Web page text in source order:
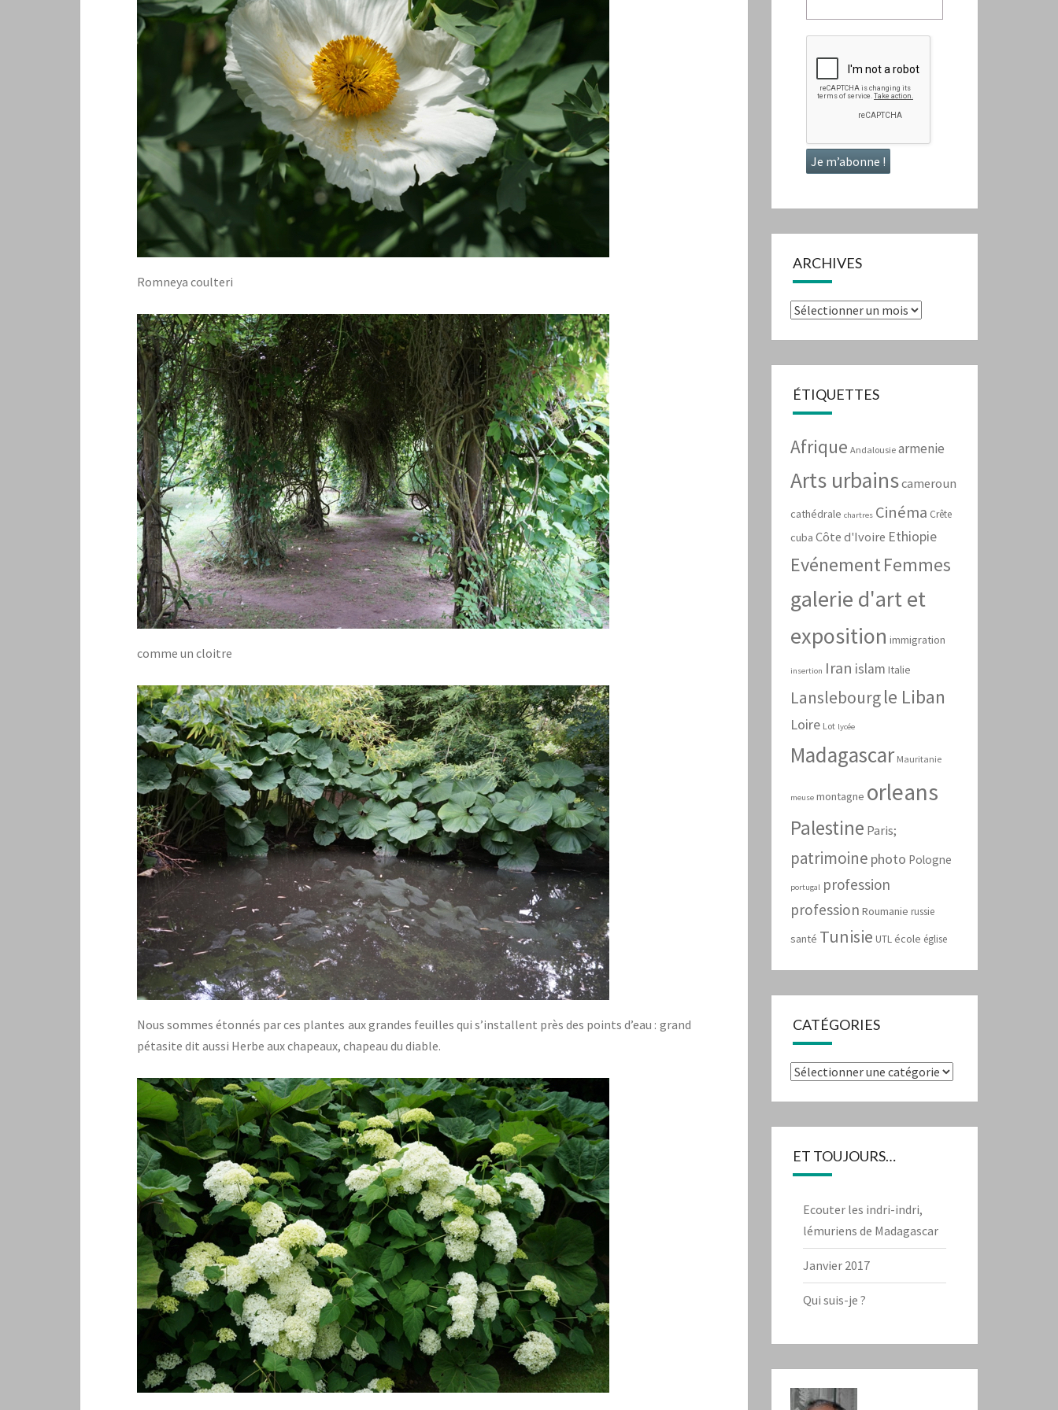
Romneya coulteri
comme un cloitre
Nous sommes étonnés par ces plantes aux grandes feuilles qui s’installent près des points d’eau : grand
pétasite dit aussi Herbe aux chapeaux, chapeau du diable.
ARCHIVES
Archives
ÉTIQUETTES
Afrique Andalousie armenie
Arts urbainscameroun
cathédrale chartres Cinéma Crête
cuba Côte d'Ivoire Ethiopie
EvénementFemmes
galerie d'art et
exposition immigration
insertion Iran islam Italie
Lanslebourg le Liban
Loire Lot lycée
Madagascar Mauritanie
meuse montagne orleans
Palestine Paris;
patrimoine photo Pologne
portugal profession
profession Roumanie russie
santé Tunisie UTL école église
CATÉGORIES
Catégories
ET TOUJOURS…
Ecouter les indri-indri,
lémuriens de Madagascar
Janvier 2017
Qui suis-je ?